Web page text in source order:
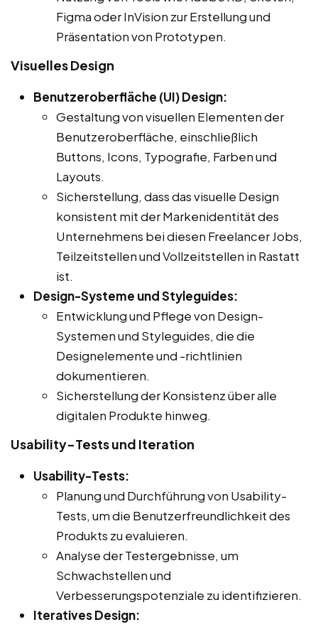
Figma oder InVision zur Erstellung und
Präsentation von Prototypen.
Visuelles Design
Benutzeroberfläche (UI) Design:
Gestaltung von visuellen Elementen der
Benutzeroberfläche, einschließlich
Buttons, Icons, Typografie, Farben und
Layouts.
Sicherstellung, dass das visuelle Design
konsistent mit der Markenidentität des
Unternehmens bei diesen Freelancer Jobs,
Teilzeitstellen und Vollzeitstellen in Rastatt
ist.
Design-Systeme und Styleguides:
Entwicklung und Pflege von Design-
Systemen und Styleguides, die die
Designelemente und -richtlinien
dokumentieren.
Sicherstellung der Konsistenz über alle
digitalen Produkte hinweg.
Usability-Tests und Iteration
Usability-Tests:
Planung und Durchführung von Usability-
Tests, um die Benutzerfreundlichkeit des
Produkts zu evaluieren.
Analyse der Testergebnisse, um
Schwachstellen und
Verbesserungspotenziale zu identifizieren.
Iteratives Design: